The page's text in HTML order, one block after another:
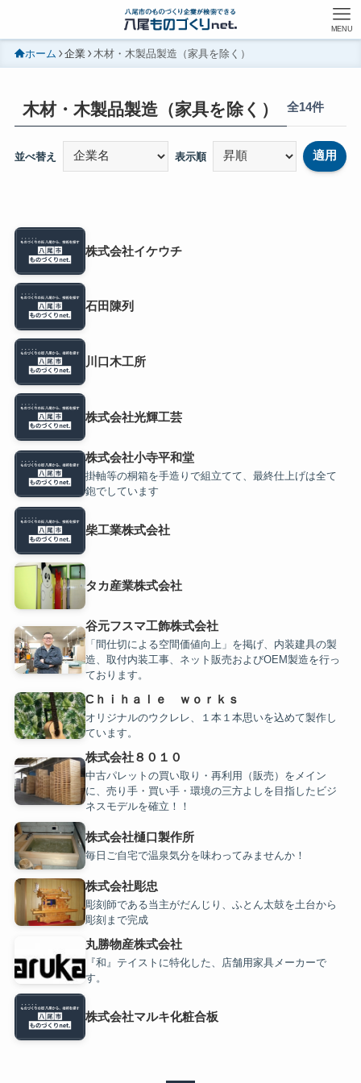
MENU
ホーム 企業 木材・木製品製造（家具を除く）
木材・木製品製造（家具を除く） 全14件
並べ替え 表示順 適用
株式会社イケウチ
石田陳列
川口木工所
株式会社光輝工芸
株式会社小寺平和堂
掛軸等の桐箱を手造りで組立てて、最終仕上げは全て
鉋でしています
柴工業株式会社
タカ産業株式会社
谷元フスマ工飾株式会社
「間仕切による空間価値向上」を掲げ、内装建具の製
造、取付内装工事、ネット販売およびOEM製造を行っ
ております。
Cｈｉｈａｌｅ ｗｏｒｋｓ
オリジナルのウクレレ、１本１本思いを込めて製作し
ています。
株式会社８０１０
中古パレットの買い取り・再利用（販売）をメイン
に、売り手・買い手・環境の三方よしを目指したビジ
ネスモデルを確立！！
株式会社樋口製作所
毎日ご自宅で温泉気分を味わってみませんか！
株式会社彫忠
彫刻師である当主がだんじり、ふとん太鼓を土台から
彫刻まで完成
丸勝物産株式会社
『和』テイストに特化した、店舗用家具メーカーで
す。
株式会社マルキ化粧合板